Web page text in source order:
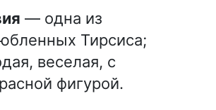
— одна из
Тирсиса;
веселая, с
фигурой.